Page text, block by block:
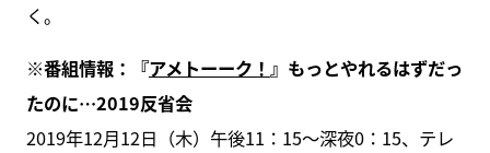
く。
※番組情報：『アメトーーク！ 』もっとやれるはずだっ
たのに…2019反省会
2019年12月12日（木）午後11：15～深夜0：15、テレ